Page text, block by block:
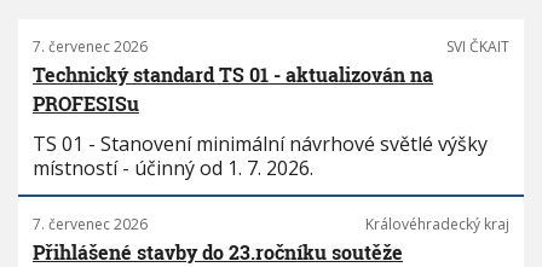
7. červenec 2026 SVI ČKAIT
Technický standard TS 01 - aktualizován na
PROFESISu
TS 01 - Stanovení minimální návrhové světlé výšky
místností - účinný od 1. 7. 2026.
7. červenec 2026 Královéhradecký kraj
Přihlášené stavby do 23.ročníku soutěže